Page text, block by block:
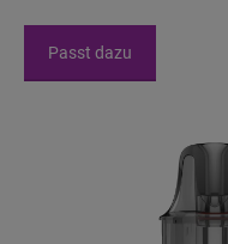
Passt dazu